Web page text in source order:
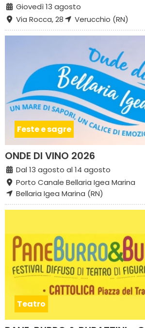
Giovedì 13 agosto
Via Rocca, 28
Verucchio (RN)
Feste e sagre
ONDE DI VINO 2026
Dal 13 agosto al 14 agosto
Porto Canale Bellaria Igea Marina
Bellaria Igea Marina (RN)
Teatro